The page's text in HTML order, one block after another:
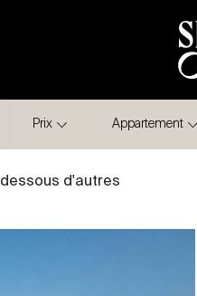
Prix Appartement
d'autres